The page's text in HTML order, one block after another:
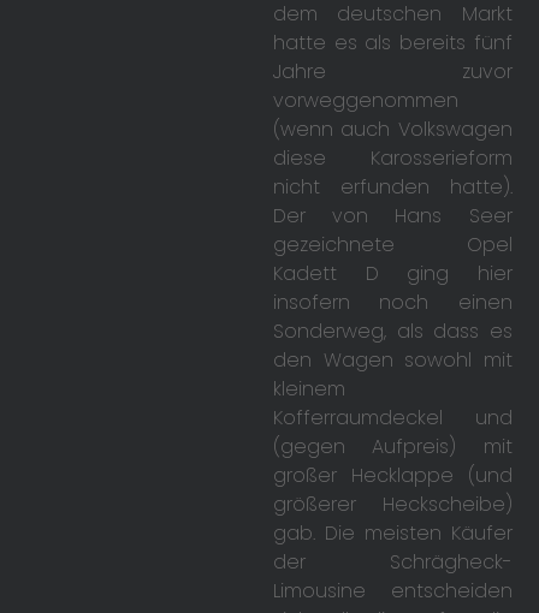
dem deutschen Markt
hatte es als bereits fünf
Jahre zuvor
vorweggenommen
(wenn auch Volkswagen
diese Karosserieform
nicht erfunden hatte).
Der von Hans Seer
gezeichnete Opel
Kadett D ging hier
insofern noch einen
Sonderweg, als dass es
den Wagen sowohl mit
kleinem
Kofferraumdeckel und
(gegen Aufpreis) mit
großer Hecklappe (und
größerer Heckscheibe)
gab. Die meisten Käufer
der Schrägheck-
Limousine entscheiden